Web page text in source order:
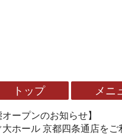
トップ メニ
オープンのお知らせ】
ホール 京都四条通店をご